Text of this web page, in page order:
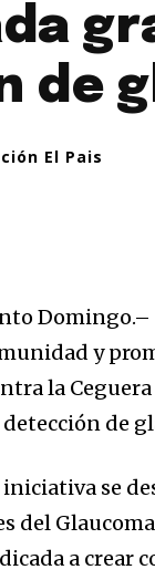
de
El Pais
Domingo.–
y
la
detección de
iniciativa se
del
a crear